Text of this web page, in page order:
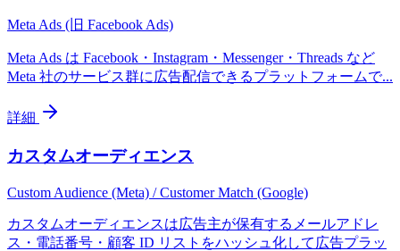
Meta Ads (旧 Facebook Ads)
Meta Ads は Facebook・Instagram・Messenger・Threads など
Meta 社のサービス群に広告配信できるプラットフォームで...
詳細
カスタムオーディエンス
Custom Audience (Meta) / Customer Match (Google)
カスタムオーディエンスは広告主が保有するメールアドレ
ス・電話番号・顧客 ID リストをハッシュ化して広告プラッ